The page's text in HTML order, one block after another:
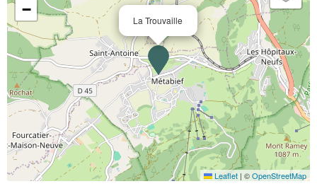
La Trouvaille
−
Leaflet | ©OpenStreetMap